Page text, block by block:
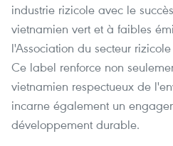
industrie rizicole avec le
vietnamien vert et à faibles
l'Association du secteur
Ce label renforce non
vietnamien respectueux de
incarne également un
développement durable.